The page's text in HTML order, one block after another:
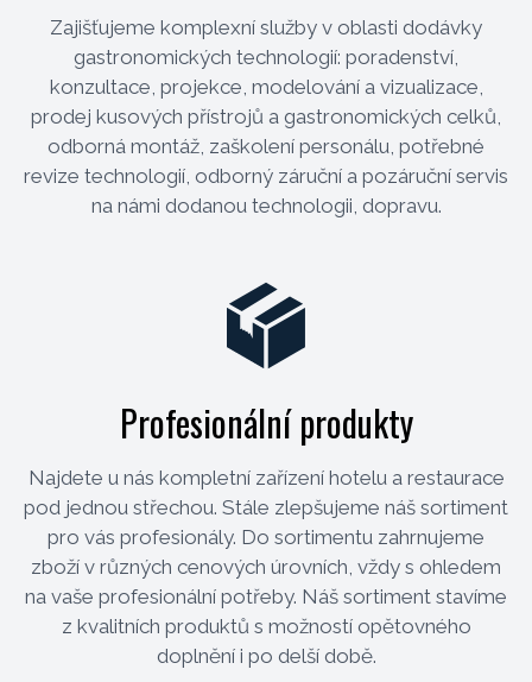
Zajišťujeme komplexní služby v oblasti dodávky
gastronomických technologií: poradenství,
konzultace, projekce, modelování a vizualizace,
prodej kusových přístrojů a gastronomických celků,
odborná montáž, zaškolení personálu, potřebné
revize technologií, odborný záruční a pozáruční servis
na námi dodanou technologii, dopravu.
Profesionální produkty
Najdete u nás kompletní zařízení hotelu a restaurace
pod jednou střechou. Stále zlepšujeme náš sortiment
pro vás profesionály. Do sortimentu zahrnujeme
zboží v různých cenových úrovních, vždy s ohledem
na vaše profesionální potřeby. Náš sortiment stavíme
z kvalitních produktů s možností opětovného
doplnění i po delší době.